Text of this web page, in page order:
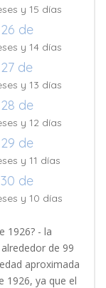
y 15 días
de
y 14 días
de
y 13 días
de
y 12 días
de
y 11 días
de
y 10 días
1926? - la
de 99
aproximada
1926, ya que el